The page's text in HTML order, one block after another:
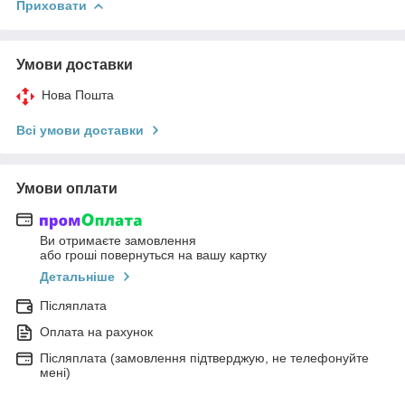
Приховати
Умови доставки
Нова Пошта
Всі умови доставки
Умови оплати
Ви отримаєте замовлення
або гроші повернуться на вашу картку
Детальніше
Післяплата
Оплата на рахунок
Післяплата (замовлення підтверджую, не телефонуйте
мені)